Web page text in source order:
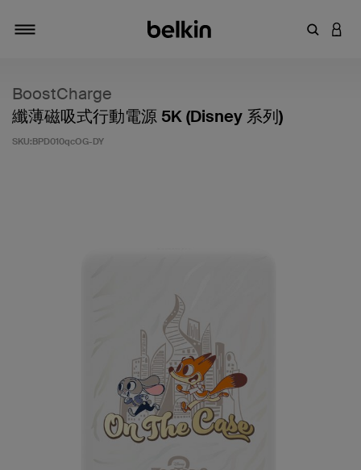
輸入關鍵
登入
BoostCharge
纖薄磁吸式行動電源 5K (Disney 系列)
SKU:BPD010qcOG-DY